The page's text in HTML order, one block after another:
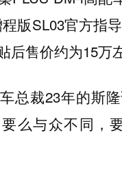
版SL03官方指
后售价约为15万
总裁23年的斯
么与众不同，